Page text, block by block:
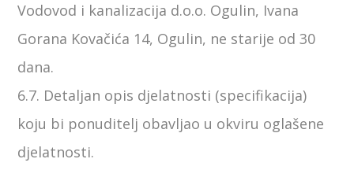
Vodovod i kanalizacija d.o.o. Ogulin, Ivana
Gorana Kovačića 14, Ogulin, ne starije od 30
dana.
6.7. Detaljan opis djelatnosti (specifikacija)
koju bi ponuditelj obavljao u okviru oglašene
djelatnosti.